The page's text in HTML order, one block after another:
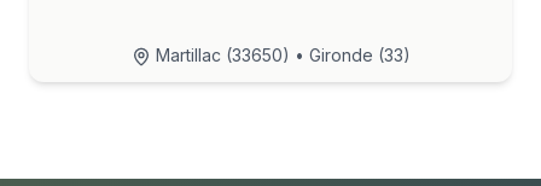
Martillac (33650) • Gironde (33)